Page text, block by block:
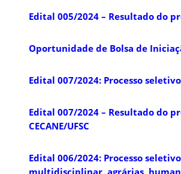
Edital 005/2024 – Resultado do
Oportunidade de Bolsa de
Edital 007/2024: Processo
Edital 007/2024 – Resultado do
CECANE/UFSC
Edital 006/2024: Processo